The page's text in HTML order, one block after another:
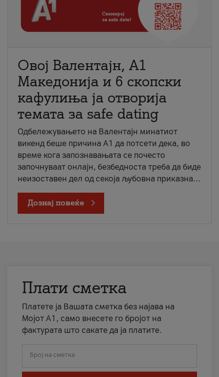
Овој Валентајн, A1
Македонија и 6 скопски
кафулиња ја отворија
темата за safe dating
Одбележувањето на Валентајн минатиот
викенд беше причина А1 да потсети дека, во
време кога запознавањата се почесто
започнуваат онлајн, безбедноста треба да биде
неизоставен дел од секоја љубовна приказна...
Дознај повеќе
Плати сметка
Платете ја Вашата сметка без најава на
Мојот А1, само внесете го бројот на
фактурата што сакате да ја платите.
Број на сметка